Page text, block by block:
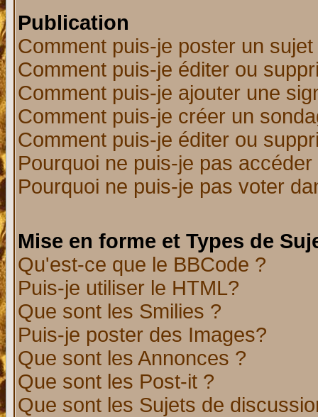
Publication
Comment puis-je poster un
Comment puis-je éditer ou
Comment puis-je ajouter une
Comment puis-je créer un
Comment puis-je éditer ou
Pourquoi ne puis-je pas
Pourquoi ne puis-je pas voter
Mise en forme et Types de
Qu'est-ce que le BBCode ?
Puis-je utiliser le HTML?
Que sont les Smilies ?
Puis-je poster des Images?
Que sont les Annonces ?
Que sont les Post-it ?
Que sont les Sujets de